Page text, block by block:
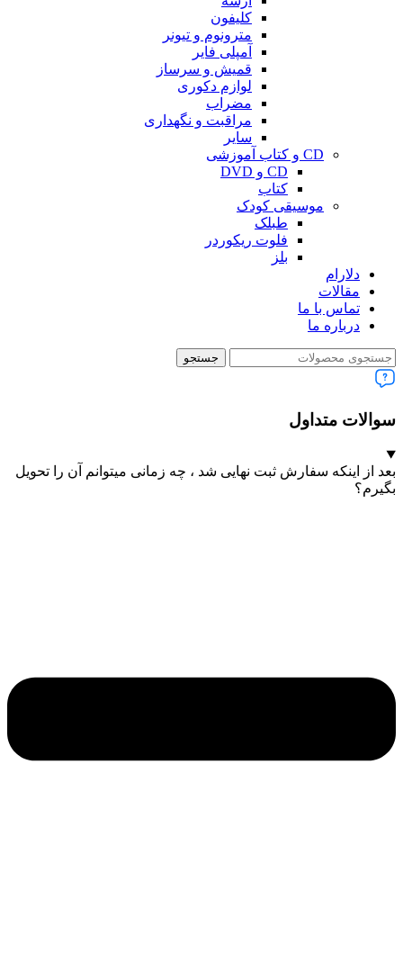
کلیفون
مترونوم و تیونر
آمپلی فایر
قمیش و سرساز
لوازم دکوری
مضراب
مراقبت و نگهداری
سایر
CD و کتاب آموزشی
CD و DVD
کتاب
موسیقی کودک
طبلک
فلوت ریکوردر
بلز
دلارام
مقالات
تماس با ما
درباره ما
جستجو
سوالات متداول
بعد از اینکه سفارش ثبت نهایی شد ، چه زمانی میتوانم آن را تحویل
بگیرم؟